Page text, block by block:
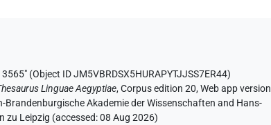
(Object ID JM5VBRDSX5HURAPYTJJSS7ER44)
Linguae Aegyptiae,Corpus edition 20, Web app version
Brandenburgische Akademie der Wissenschaften and Hans-
zu Leipzig (accessed:08 Aug 2026)